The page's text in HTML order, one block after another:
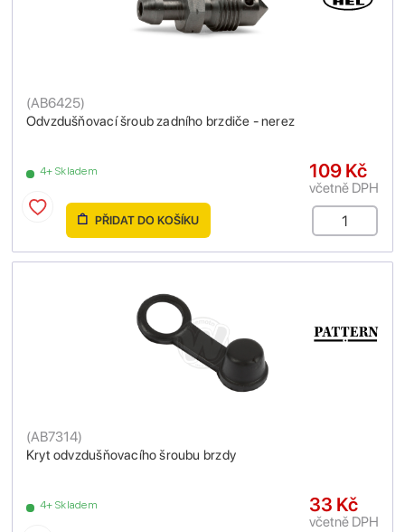
Odvzdušňovací šroub zadního brzdiče - nerez
(AB6425)
4+ Skladem 109 Kč
včetně DPH
PŘIDAT DO KOŠÍKU
Kryt odvzdušňovacího šroubu brzdy
(AB7314)
4+ Skladem 33 Kč
včetně DPH